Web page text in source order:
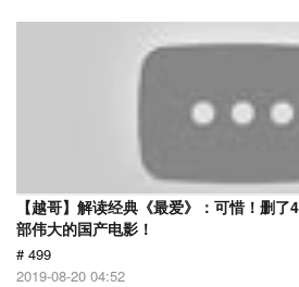
【越哥】解读经典《最爱》：可惜！删
部伟大的国产电影！
# 499
2019-08-20 04:52